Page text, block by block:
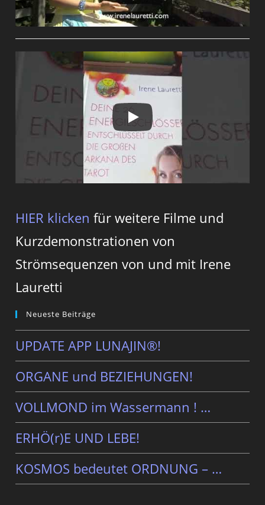
HIER klicken für weitere Filme und
Kurzdemonstrationen von
Strömsequenzen von und mit Irene
Lauretti
Neueste Beiträge
UPDATE APP LUNAJIN®!
ORGANE und BEZIEHUNGEN!
VOLLMOND im Wassermann ! …
ERHÖ(r)E UND LEBE!
KOSMOS bedeutet ORDNUNG – …